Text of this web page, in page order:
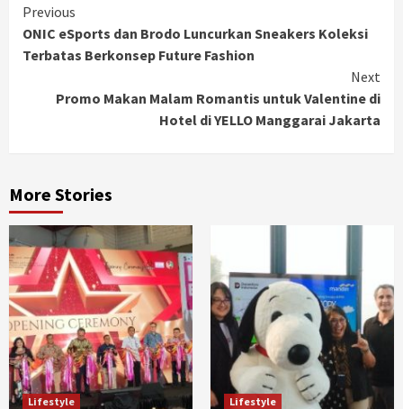
Continue
Reading
Previous
ONIC eSports dan Brodo Luncurkan Sneakers Koleksi
Terbatas Berkonsep Future Fashion
Next
Promo Makan Malam Romantis untuk Valentine di
Hotel di YELLO Manggarai Jakarta
More Stories
Lifestyle Lifestyle